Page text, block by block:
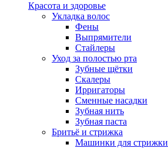
Красота и здоровье
Укладка волос
Фены
Выпрямители
Стайлеры
Уход за полостью рта
Зубные щётки
Скалеры
Ирригаторы
Сменные насадки
Зубная нить
Зубная паста
Бритьё и стрижка
Машинки для стрижки